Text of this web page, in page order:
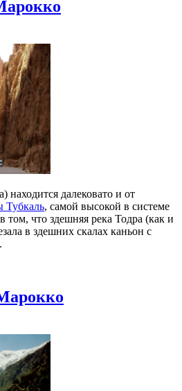
находится далековато и от
Тубкаль, самой высокой в системе
том, что здешняя река Тодра (как и
в здешних скалах каньон с